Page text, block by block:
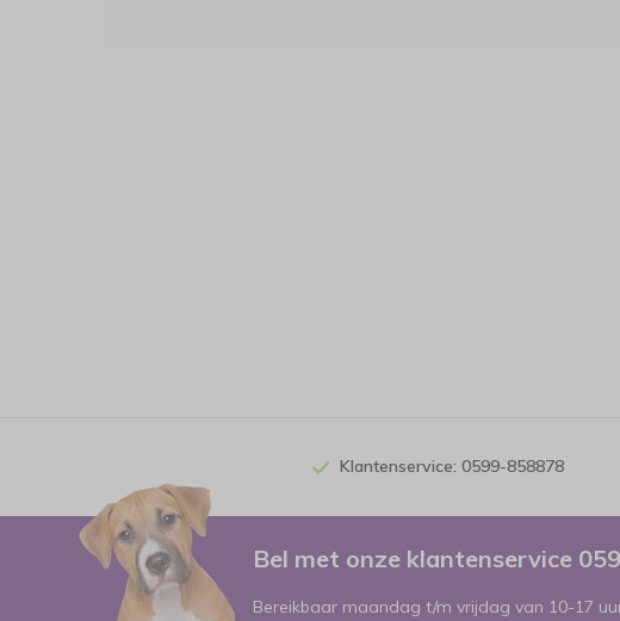
Klantenservice: 0599-858878
Bel met onze klantenservice
Bereikbaar maandag t/m vrijdag van 10-17